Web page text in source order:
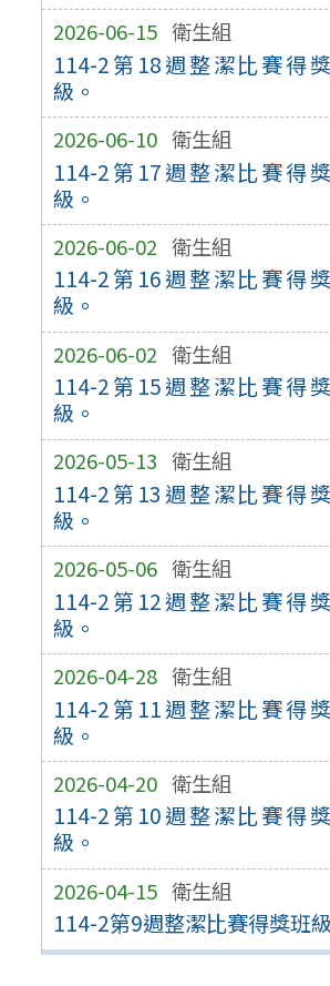
2026-06-15 衛生組
114-2第18週整潔比賽得
級。
2026-06-10 衛生組
114-2第17週整潔比賽得
級。
2026-06-02 衛生組
114-2第16週整潔比賽得
級。
2026-06-02 衛生組
114-2第15週整潔比賽得
級。
2026-05-13 衛生組
114-2第13週整潔比賽得
級。
2026-05-06 衛生組
114-2第12週整潔比賽得
級。
2026-04-28 衛生組
114-2第11週整潔比賽得
級。
2026-04-20 衛生組
114-2第10週整潔比賽得
級。
2026-04-15 衛生組
114-2第9週整潔比賽得獎班